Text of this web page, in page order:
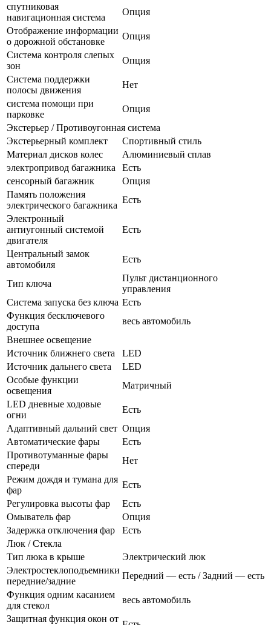
спутниковая
навигационная система
Опция
Отображение информации
о дорожной обстановке
Опция
Система контроля слепых
зон
Опция
Система поддержки
полосы движения
Нет
система помощи при
парковке
Опция
Экстерьер / Противоугонная система
Экстерьерный комплект
Спортивный стиль
Материал дисков колес
Алюминиевый сплав
электропривод багажника
Есть
сенсорный багажник
Опция
Память положения
электрического багажника
Есть
Электронный
антиугонный системой
двигателя
Есть
Центральный замок
автомобиля
Есть
Тип ключа
Пульт дистанционного
управления
Система запуска без ключа Есть
Функция бесключевого
доступа
весь автомобиль
Внешнее освещение
Источник ближнего света
LED
Источник дальнего света
LED
Особые функции
освещения
Матричный
LED дневные ходовые
огни
Есть
Адаптивный дальний свет Опция
Автоматические фары
Есть
Противотуманные фары
спереди
Нет
Режим дождя и тумана для
фар
Есть
Регулировка высоты фар
Есть
Омыватель фар
Опция
Задержка отключения фар
Есть
Люк / Стекла
Тип люка в крыше
Электрический люк
Электростеклоподъемники
передние/задние
Передний — есть / Задний — есть
Функция одним касанием
для стекол
весь автомобиль
Защитная функция окон от